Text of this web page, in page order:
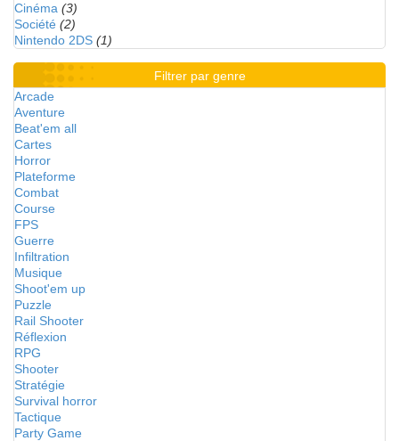
Cinéma (3)
Société (2)
Nintendo 2DS (1)
Filtrer par genre
Arcade
Aventure
Beat'em all
Cartes
Horror
Plateforme
Combat
Course
FPS
Guerre
Infiltration
Musique
Shoot'em up
Puzzle
Rail Shooter
Réflexion
RPG
Shooter
Stratégie
Survival horror
Tactique
Party Game